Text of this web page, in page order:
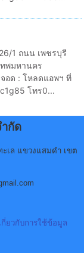
1 ถนน เพชรบุรี
ทพมหานคร
อด : โหลดแอพฯ ที่
โทร0...
กัด
เล แขวงแสมดำ เขต
ยวกับการใช้ข้อมูล